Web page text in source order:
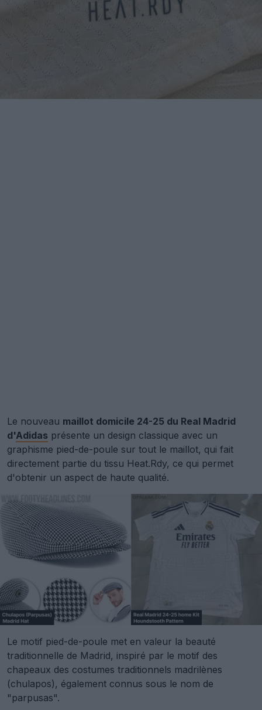
Le nouveau maillot domicile 24-25 du Real Madrid
d'Adidas présente un design classique avec un
graphisme pied-de-poule sur tout le maillot, qui fait
directement partie du tissu Heat.Rdy, ce qui permet
d'obtenir un aspect de haute qualité.
Le motif pied-de-poule met en valeur la beauté
traditionnelle de Madrid, inspiré par le motif des
chapeaux des costumes traditionnels madrilènes
(chulapos), également connus sous le nom de
"parpusas".